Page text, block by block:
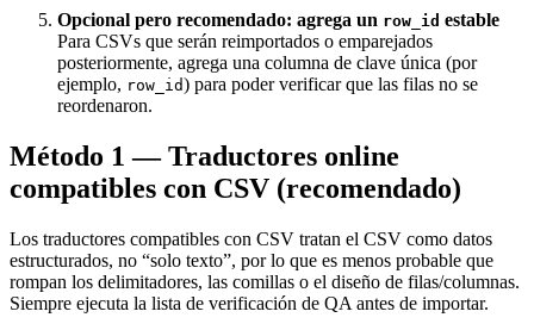
Opcional pero recomendado: agrega un row_id estable
Para CSVs que serán reimportados o emparejados
posteriormente, agrega una columna de clave única (por
ejemplo, row_id) para poder verificar que las filas no se
reordenaron.
Método 1 — Traductores online
compatibles con CSV (recomendado)
Los traductores compatibles con CSV tratan el CSV como datos
estructurados, no “solo texto”, por lo que es menos probable que
rompan los delimitadores, las comillas o el diseño de filas/columnas.
Siempre ejecuta la lista de verificación de QA antes de importar.